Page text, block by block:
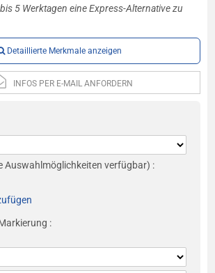
5 Werktagen eine Express-Alternative zu
Detaillierte Merkmale anzeigen
INFOS PER E-MAIL ANFORDERN
Auswahlmöglichkeiten verfügbar) :
: